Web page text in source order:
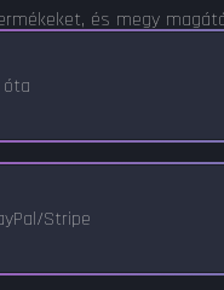
és megy
Stripe